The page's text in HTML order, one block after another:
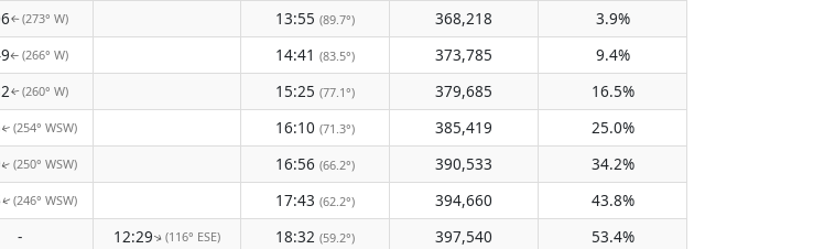
↑(273° W) 13:55 (89.7°) 368,218
3.9%
↑(266° W) 14:41 (83.5°) 373,785
9.4%
↑(260° W) 15:25 (77.1°) 379,685
16.5%
(254° WSW) 16:10 (71.3°) 385,419
25.0%
(250° WSW) 16:56 (66.2°) 390,533
34.2%
(246° WSW) 17:43 (62.2°) 394,660
43.8%
- 12:29↑(116° ESE) 18:32 (59.2°) 397,540
53.4%